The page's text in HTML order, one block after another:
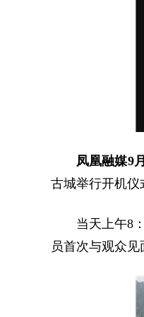
凤凰融媒9
古城举行开机仪
当天上午8
员首次与观众见